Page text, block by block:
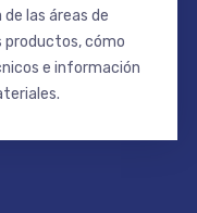
las áreas de
cómo
e información